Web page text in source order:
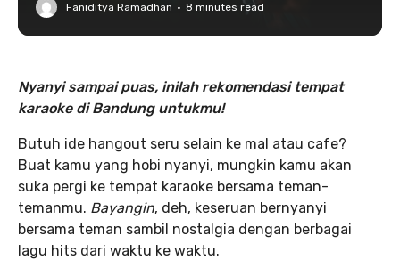
Faniditya Ramadhan · 8 minutes read
Nyanyi sampai puas, inilah rekomendasi tempat
karaoke di Bandung untukmu!
Butuh ide hangout seru selain ke mal atau cafe?
Buat kamu yang hobi nyanyi, mungkin kamu akan
suka pergi ke tempat karaoke bersama teman-
temanmu. Bayangin, deh, keseruan bernyanyi
bersama teman sambil nostalgia dengan berbagai
lagu hits dari waktu ke waktu.